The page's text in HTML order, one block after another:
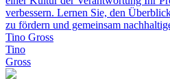
verbessern. Lernen Sie, den
zu fördern und gemeinsam
Tino Gross
Tino
Gross